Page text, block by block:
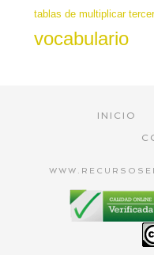
tablas de multiplicar
vocabulario
INICIO